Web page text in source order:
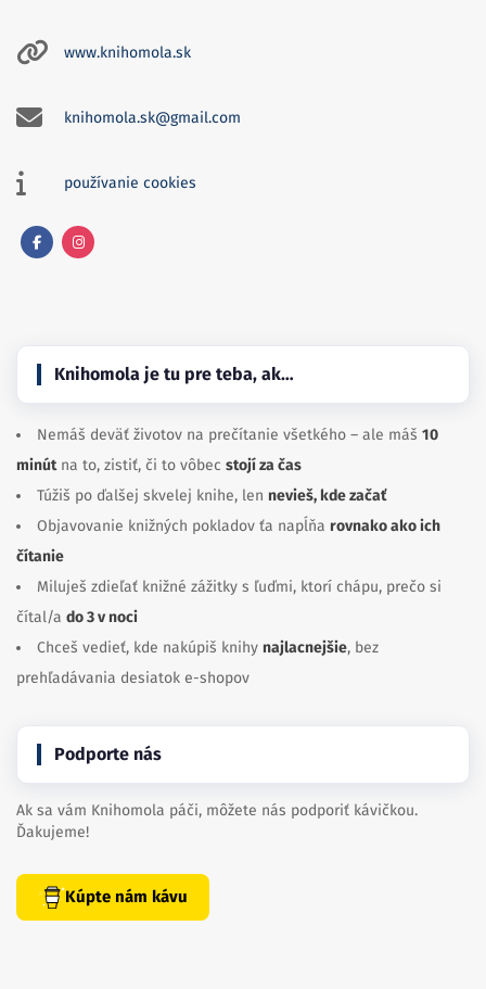
www.knihomola.sk
knihomola.sk@gmail.com
používanie cookies
Knihomola je tu pre teba, ak…
Nemáš deväť životov na prečítanie všetkého – ale máš 10
minútna to, zistiť, či to vôbec stojí za čas
Túžiš po ďalšej skvelej knihe, len nevieš, kde začať
Objavovanie knižných pokladov ťa napĺňa rovnako ako ich
čítanie
Miluješ zdieľať knižné zážitky s ľuďmi, ktorí chápu, prečo si
čítal/a do 3 v noci
Chceš vedieť, kde nakúpiš knihy najlacnejšie, bez
prehľadávania desiatok e-shopov
Podporte nás
Ak sa vám Knihomola páči, môžete nás podporiť kávičkou.
Ďakujeme!
Kúpte nám kávu